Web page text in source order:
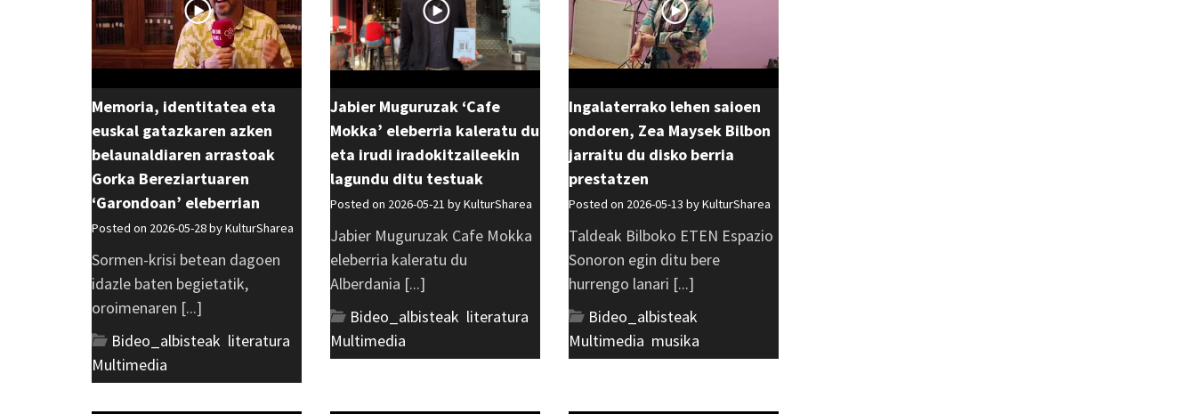
Memoria, identitatea eta
euskal gatazkaren azken
belaunaldiaren arrastoak
Gorka Bereziartuaren
‘Garondoan’ eleberrian
Posted on 2026-05-28 byKulturSharea
Sormen-krisi betean dagoen
idazle baten begietatik,
oroimenaren [...]
Bideo_albisteak literatura
Multimedia
Jabier Muguruzak ‘Cafe
Mokka’ eleberria kaleratu du
eta irudi iradokitzaileekin
lagundu ditu testuak
Posted on 2026-05-21 byKulturSharea
Jabier Muguruzak Cafe Mokka
eleberria kaleratu du
Alberdania [...]
Bideo_albisteak literatura
Multimedia
Ingalaterrako lehen saioen
ondoren, Zea Maysek Bilbon
jarraitu du disko berria
prestatzen
Posted on 2026-05-13 byKulturSharea
Taldeak Bilboko ETEN Espazio
Sonoron egin ditu bere
hurrengo lanari [...]
Bideo_albisteak
Multimedia musika